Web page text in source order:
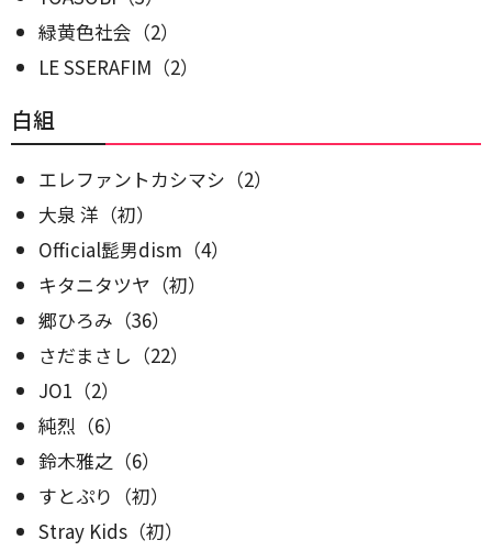
緑黄色社会（2）
LE SSERAFIM（2）
白組
エレファントカシマシ（2）
大泉 洋（初）
Official髭男dism（4）
キタニタツヤ（初）
郷ひろみ（36）
さだまさし（22）
JO1（2）
純烈（6）
鈴木雅之（6）
すとぷり（初）
Stray Kids（初）